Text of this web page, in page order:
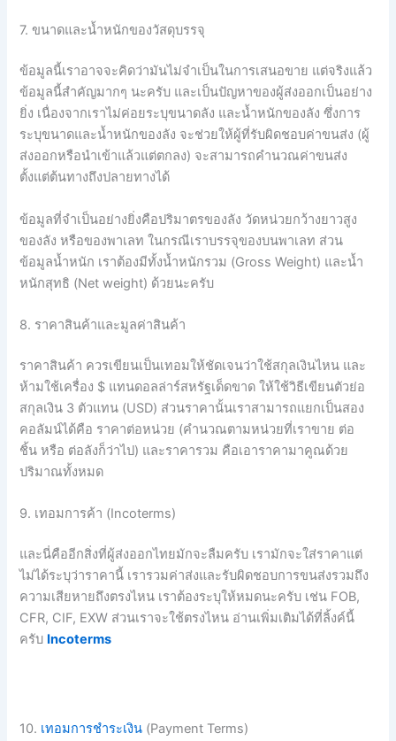
7. ขนาดและน้ำหนักของวัสดุบรรจุ
ข้อมูลนี้เราอาจจะคิดว่ามันไม่จำเป็นในการเสนอขาย แต่จริงแล้ว
ข้อมูลนี้สำคัญมากๆ นะครับ และเป็นปัญหาของผู้ส่งออกเป็นอย่าง
ยิ่ง เนื่องจากเราไม่ค่อยระบุขนาดลัง และน้ำหนักของลัง ซึ่งการ
ระบุขนาดและน้ำหนักของลัง จะช่วยให้ผู้ที่รับผิดชอบค่าขนส่ง (ผู้
ส่งออกหรือนำเข้าแล้วแต่ตกลง) จะสามารถคำนวณค่าขนส่ง
ตั้งแต่ต้นทางถึงปลายทางได้
ข้อมูลที่จำเป็นอย่างยิ่งคือปริมาตรของลัง วัดหน่วยกว้างยาวสูง
ของลัง หรือของพาเลท ในกรณีเราบรรจุของบนพาเลท ส่วน
ข้อมูลน้ำหนัก เราต้องมีทั้งน้ำหนักรวม (Gross Weight) และน้ำ
หนักสุทธิ (Net weight) ด้วยนะครับ
8. ราคาสินค้าและมูลค่าสินค้า
ราคาสินค้า ควรเขียนเป็นเทอมให้ชัดเจนว่าใช้สกุลเงินไหน และ
ห้ามใช้เครื่อง $ แทนดอลล่าร์สหรัฐเด็ดขาด ให้ใช้วิธีเขียนตัวย่อ
สกุลเงิน 3 ตัวแทน (USD) ส่วนราคานั้นเราสามารถแยกเป็นสอง
คอลัมน์ได้คือ ราคาต่อหน่วย (คำนวณตามหน่วยที่เราขาย ต่อ
ชิ้น หรือ ต่อลังก็ว่าไป) และราคารวม คือเอาราคามาคูณด้วย
ปริมาณทั้งหมด
9. เทอมการค้า (Incoterms)
และนี่คืออีกสิ่งที่ผู้ส่งออกไทยมักจะลืมครับ เรามักจะใส่ราคาแต่
ไม่ได้ระบุว่าราคานี้ เรารวมค่าส่งและรับผิดชอบการขนส่งรวมถึง
ความเสียหายถึงตรงไหน เราต้องระบุให้หมดนะครับ เช่น FOB,
CFR, CIF, EXW ส่วนเราจะใช้ตรงไหน อ่านเพิ่มเติมได้ที่ลิ้งค์นี้
ครับ Incoterms
10. เทอมการชำระเงิน (Payment Terms)